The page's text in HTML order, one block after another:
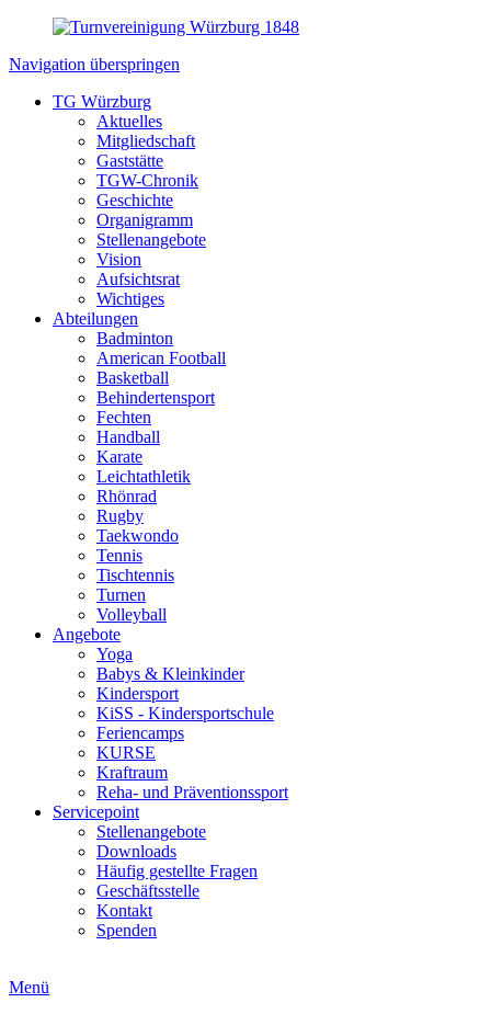
Navigation überspringen
TG Würzburg
Aktuelles
Mitgliedschaft
Gaststätte
TGW-Chronik
Geschichte
Organigramm
Stellenangebote
Vision
Aufsichtsrat
Wichtiges
Abteilungen
Badminton
American Football
Basketball
Behindertensport
Fechten
Handball
Karate
Leichtathletik
Rhönrad
Rugby
Taekwondo
Tennis
Tischtennis
Turnen
Volleyball
Angebote
Yoga
Babys & Kleinkinder
Kindersport
KiSS - Kindersportschule
Feriencamps
KURSE
Kraftraum
Reha- und Präventionssport
Servicepoint
Stellenangebote
Downloads
Häufig gestellte Fragen
Geschäftsstelle
Kontakt
Spenden
Menü